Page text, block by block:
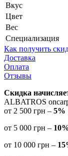
Вкус
Цвет
Вес
Специализация
Как получить
Доставка
Оплата
Отзывы
Скидка
ALBATROS
от 2 500 грн – 5%
от 5 000 грн –
от 10 000 грн –